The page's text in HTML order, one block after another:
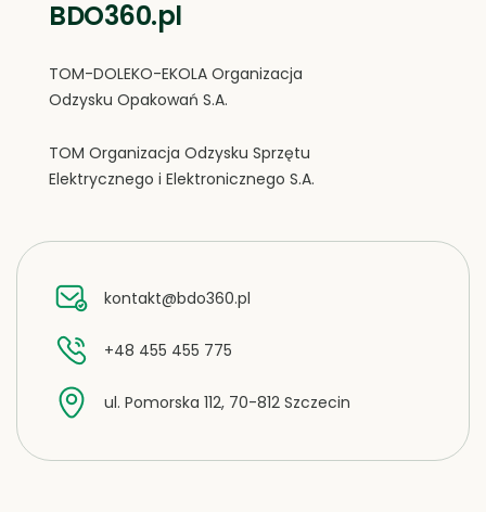
BDO360.pl
TOM-DOLEKO-EKOLA Organizacja
Odzysku Opakowań S.A.
TOM Organizacja Odzysku Sprzętu
Elektrycznego i Elektronicznego S.A.
kontakt@bdo360.pl
+48 455 455 775
ul. Pomorska 112, 70-812 Szczecin